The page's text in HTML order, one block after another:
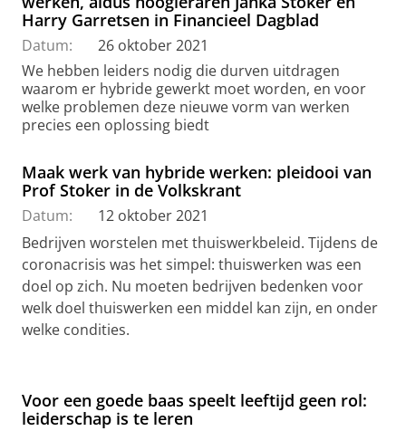
Harry Garretsen in Financieel Dagblad
Datum:
26 oktober 2021
We hebben leiders nodig die durven uitdragen
waarom er hybride gewerkt moet worden, en voor
welke problemen deze nieuwe vorm van werken
precies een oplossing biedt
Maak werk van hybride werken: pleidooi van
Prof Stoker in de Volkskrant
Datum:
12 oktober 2021
Bedrijven worstelen met thuiswerkbeleid. Tijdens de
coronacrisis was het simpel: thuiswerken was een
doel op zich. Nu moeten bedrijven bedenken voor
welk doel thuiswerken een middel kan zijn, en onder
welke condities.
Voor een goede baas speelt leeftijd geen rol:
leiderschap is te leren